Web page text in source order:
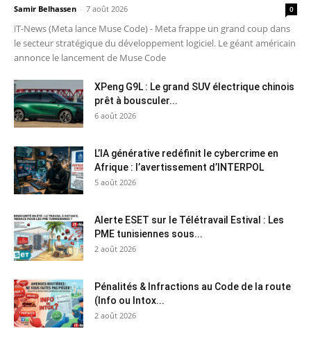
Samir Belhassen - 7 août 2026 0
iT-News (Meta lance Muse Code) - Meta frappe un grand coup dans
le secteur stratégique du développement logiciel. Le géant américain
annonce le lancement de Muse Code
XPeng G9L : Le grand SUV électrique chinois
prêt à bousculer...
6 août 2026
L’IA générative redéfinit le cybercrime en
Afrique : l’avertissement d’INTERPOL
5 août 2026
Alerte ESET sur le Télétravail Estival : Les
PME tunisiennes sous...
2 août 2026
Pénalités & Infractions au Code de la route
(Info ou Intox...
2 août 2026